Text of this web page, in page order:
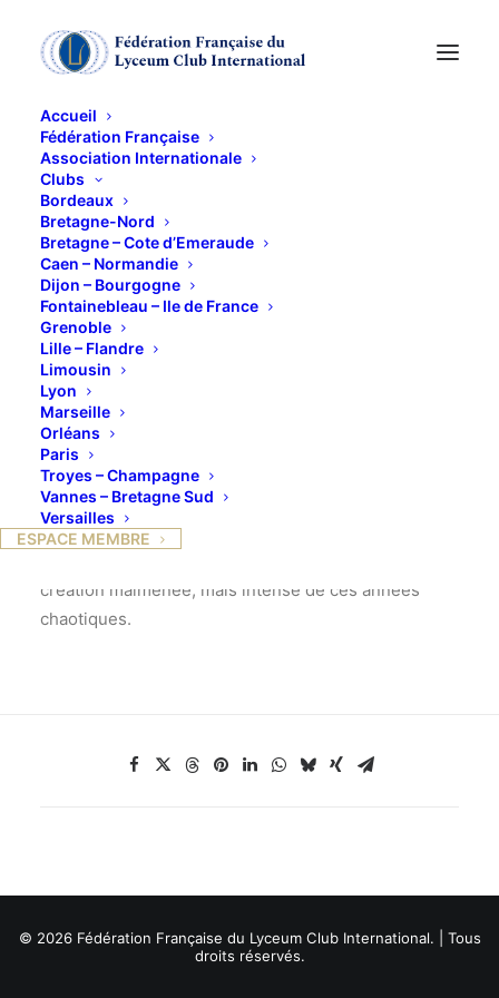
Accueil
Fédération Française
Association Internationale
Clubs
Bordeaux
Bretagne-Nord
Bretagne – Cote d’Emeraude
Caen – Normandie
Dijon – Bourgogne
Fontainebleau – Ile de France
Grenoble
Lille – Flandre
Limousin
Lyon
Marseille
Orléans
Paris
Troyes – Champagne
Vannes – Bretagne Sud
Versailles
ESPACE MEMBRE
exposition "l'art en
guerre"
Avec Hélène Norlöff
Au Musée d’Art Moderne, 11 avenue du Président
Wilson – 75116 Paris,
Métro : Alma-Marceau ou Iéna
création malmenée, mais intense de ces années
chaotiques.
© 2026 Fédération Française du Lyceum Club International. | Tous
droits réservés.